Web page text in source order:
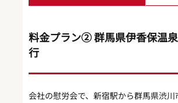
料金プラン② 群馬県伊香保温
行
会社の慰労会で、新宿駅から群馬県渋川